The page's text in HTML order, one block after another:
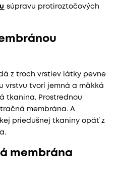
súpravu protiroztočových
z troch vrstiev látky pevne
vrstvu tvorí jemná a mäkká
tkanina. Prostrednou
membrána. A
priedušnej tkaniny opäť z
membrána